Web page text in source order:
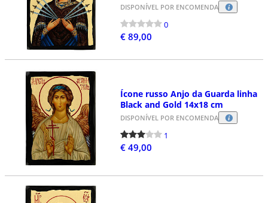
DISPONÍVEL POR ENCOMENDA
0
€ 89,00
Ícone russo Anjo da Guarda linha
Black and Gold 14x18 cm
DISPONÍVEL POR ENCOMENDA
1
€ 49,00